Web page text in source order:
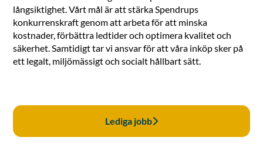
långsiktighet. Vårt mål är att stärka Spendrups
konkurrenskraft genom att arbeta för att minska
kostnader, förbättra ledtider och optimera kvalitet och
säkerhet. Samtidigt tar vi ansvar för att våra inköp sker på
ett legalt, miljömässigt och socialt hållbart sätt.
Lediga jobb